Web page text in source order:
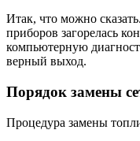
Итак, что можно
приборов загорелась
компьютерную
верный выход.
Порядок замены
Процедура замены